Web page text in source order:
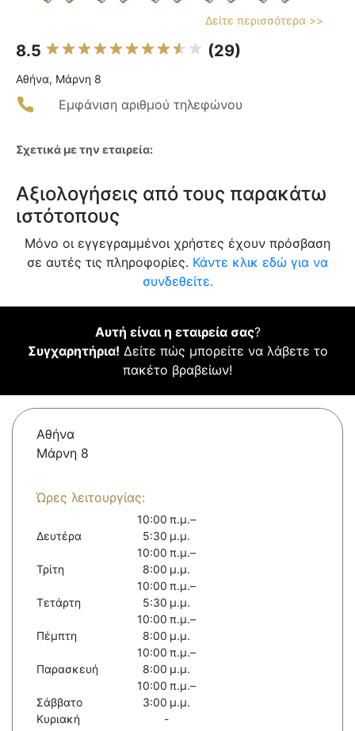
Δείτε περισσότερα >>
8.5 (29)
Αθήνα, Μάρνη 8
Εμφάνιση αριθμού τηλεφώνου
Σχετικά με την εταιρεία:
Αξιολογήσεις από τους παρακάτω
ιστότοπους
Μόνο οι εγγεγραμμένοι χρήστες έχουν πρόσβαση
σε αυτές τις πληροφορίες. Κάντε κλικ εδώ για να
συνδεθείτε.
Αυτή είναι η εταιρεία σας?
Συγχαρητήρια! Δείτε πώς μπορείτε να λάβετε το
πακέτο βραβείων!
Αθήνα
Μάρνη 8
Ώρες λειτουργίας:
Δευτέρα
10:00 π.μ.–
5:30 μ.μ.
Τρίτη
10:00 π.μ.–
8:00 μ.μ.
Τετάρτη
10:00 π.μ.–
5:30 μ.μ.
Πέμπτη
10:00 π.μ.–
8:00 μ.μ.
Παρασκευή
10:00 π.μ.–
8:00 μ.μ.
Σάββατο
10:00 π.μ.–
3:00 μ.μ.
Κυριακή
-